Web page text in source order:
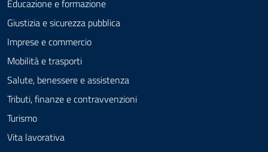
Educazione e formazione
Giustizia e sicurezza pubblica
Imprese e commercio
Mobilità e trasporti
Salute, benessere e assistenza
Tributi, finanze e contravvenzioni
Turismo
Vita lavorativa